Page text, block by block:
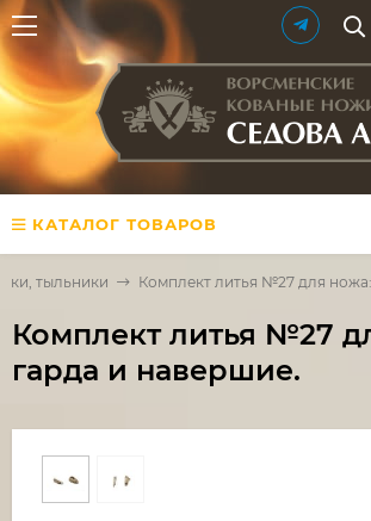
КАТАЛОГ ТОВАРОВ
тыльники Комплект литья №27 для
Комплект литья №27
гарда и навершие.